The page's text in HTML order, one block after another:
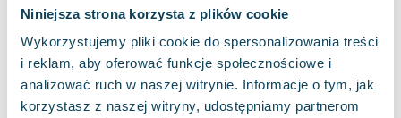
Niniejsza strona korzysta z plików cookie
Wykorzystujemy pliki cookie do spersonalizowania treści
i reklam, aby oferować funkcje społecznościowe i
analizować ruch w naszej witrynie. Informacje o tym, jak
korzystasz z naszej witryny, udostępniamy partnerom
Maria Seweryn
Janina Zającówna
Eric Helms
Anna Prus (oprac.)
Nela Mała Reporterka